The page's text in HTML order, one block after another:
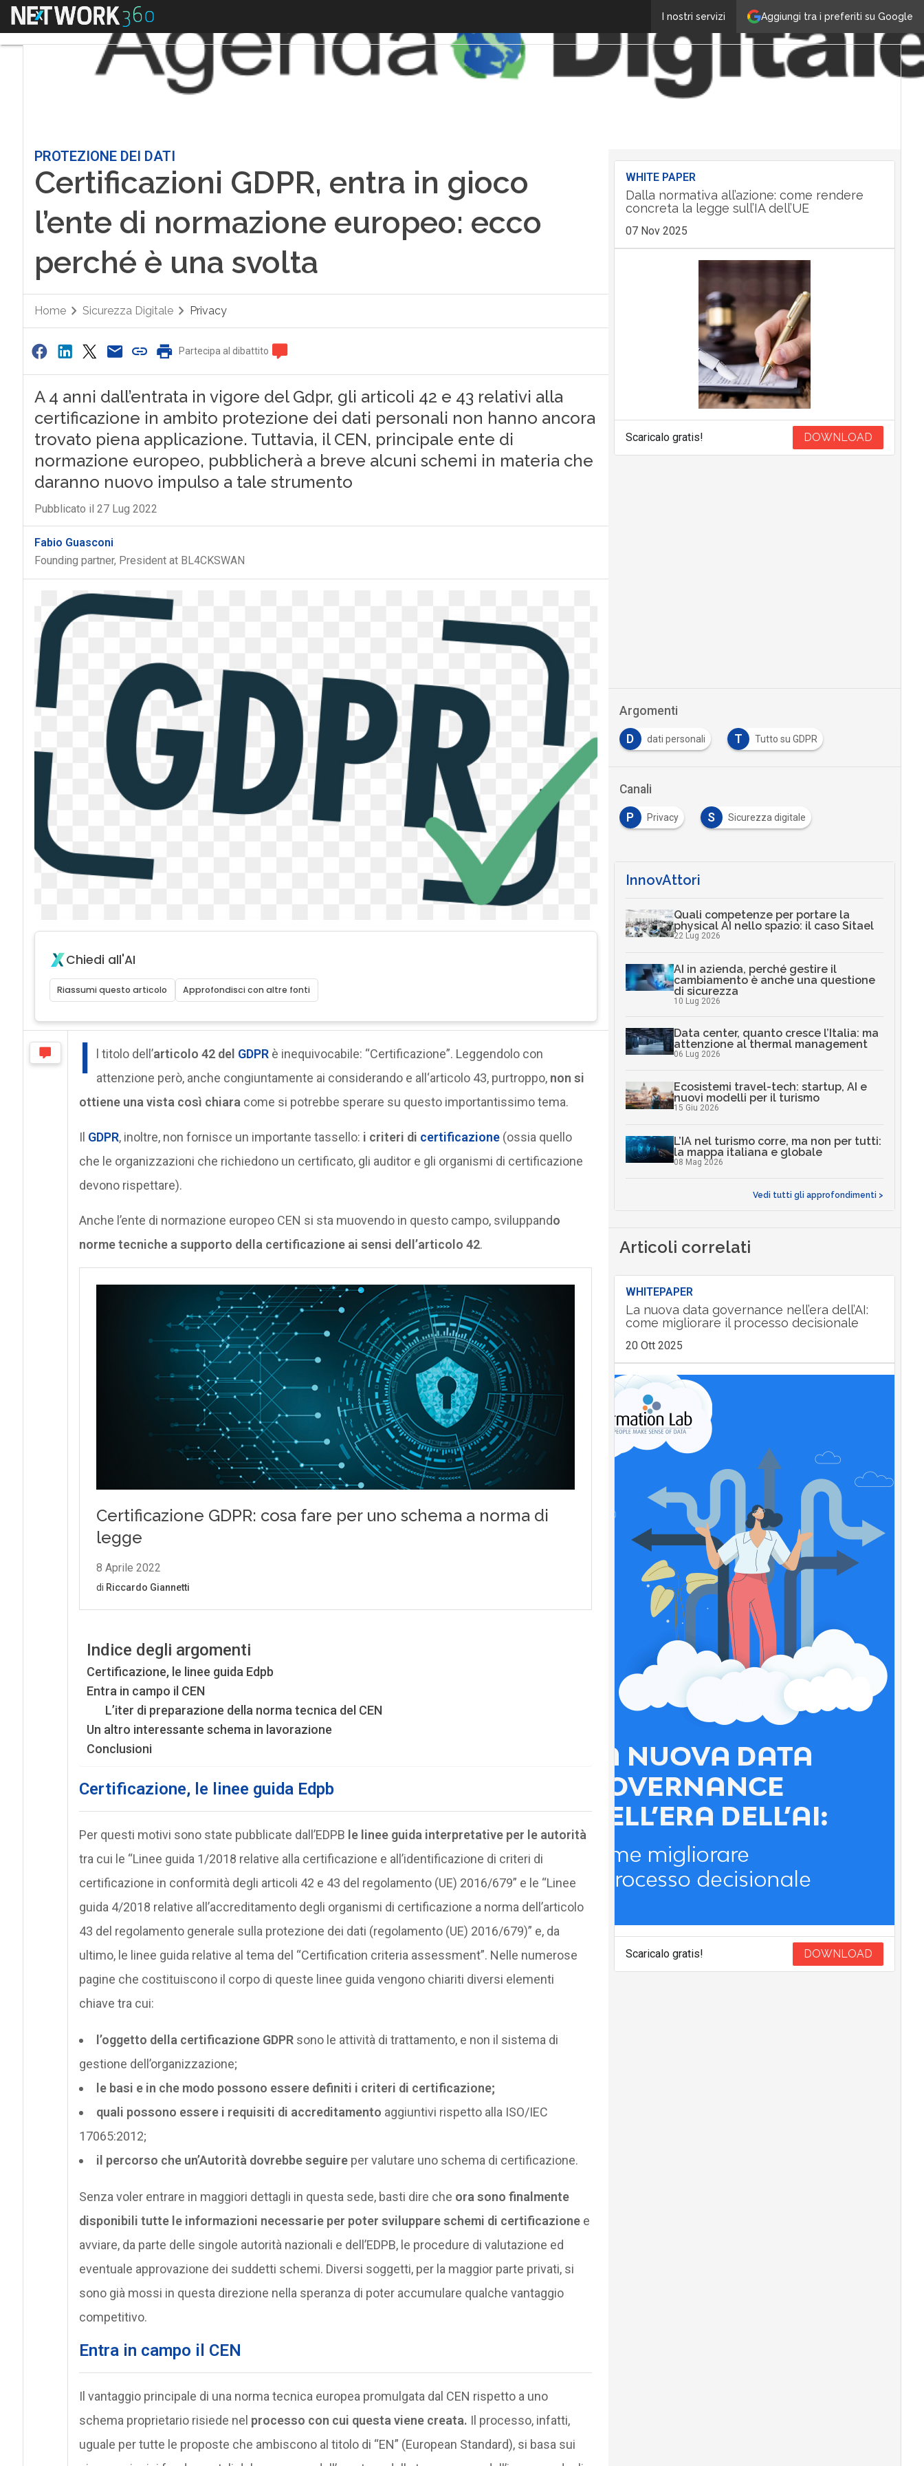
Aggiungi tra i preferiti su Google
I nostri servizi
Menu
PROTEZIONE DEI DATI
Certificazioni GDPR, entra in gioco
l’ente di normazione europeo: ecco
perché è una svolta
Home Sicurezza Digitale Privacy
Partecipa al dibattito
A 4 anni dall’entrata in vigore del Gdpr, gli articoli 42 e 43 relativi alla
certificazione in ambito protezione dei dati personali non hanno ancora
trovato piena applicazione. Tuttavia, il CEN, principale ente di
normazione europeo, pubblicherà a breve alcuni schemi in materia che
daranno nuovo impulso a tale strumento
Pubblicato il 27 Lug 2022
Fabio Guasconi
Founding partner, President at BL4CKSWAN
Chiedi all'AI
Riassumi questo articolo Approfondisci con altre fonti
I l titolo dell’articolo 42 del GDPR è inequivocabile: “Certificazione”. Leggendolo con
attenzione però, anche congiuntamente ai considerando e all‘articolo 43, purtroppo, non si
ottiene una vista così chiara come si potrebbe sperare su questo importantissimo tema.
Il GDPR, inoltre, non fornisce un importante tassello: i criteri di certificazione(ossia quello
che le organizzazioni che richiedono un certificato, gli auditor e gli organismi di certificazione
devono rispettare).
Anche l’ente di normazione europeo CEN si sta muovendo in questo campo, sviluppando
norme tecniche a supporto della certificazione ai sensi dell’articolo 42.
Indice degli argomenti
Certificazione, le linee guida Edpb
Entra in campo il CEN
L’iter di preparazione della norma tecnica del CEN
Un altro interessante schema in lavorazione
Conclusioni
Certificazione, le linee guida Edpb
Per questi motivi sono state pubblicate dall’EDPB le linee guida interpretative per le autorità
tra cui le “Linee guida 1/2018 relative alla certificazione e all’identificazione di criteri di
certificazione in conformità degli articoli 42 e 43 del regolamento (UE) 2016/679” e le “Linee
guida 4/2018 relative all’accreditamento degli organismi di certificazione a norma dell’articolo
43 del regolamento generale sulla protezione dei dati (regolamento (UE) 2016/679)” e, da
ultimo, le linee guida relative al tema del “Certification criteria assessment”. Nelle numerose
pagine che costituiscono il corpo di queste linee guida vengono chiariti diversi elementi
chiave tra cui:
l’oggetto della certificazione GDPRsono le attività di trattamento, e non il sistema di
gestione dell’organizzazione;
le basi e in che modo possono essere definiti i criteri di certificazione;
quali possono essere i requisiti di accreditamento aggiuntivi rispetto alla ISO/IEC
17065:2012;
il percorso che un’Autorità dovrebbe seguireper valutare uno schema di certificazione.
Senza voler entrare in maggiori dettagli in questa sede, basti dire che ora sono finalmente
disponibili tutte le informazioni necessarie per poter sviluppare schemi di certificazionee
avviare, da parte delle singole autorità nazionali e dell’EDPB, le procedure di valutazione ed
eventuale approvazione dei suddetti schemi. Diversi soggetti, per la maggior parte privati, si
sono già mossi in questa direzione nella speranza di poter accumulare qualche vantaggio
competitivo.
Entra in campo il CEN
Il vantaggio principale di una norma tecnica europea promulgata dal CEN rispetto a uno
schema proprietario risiede nel processo con cui questa viene creata. Il processo, infatti,
uguale per tutte le proposte che ambiscono al titolo di “EN” (European Standard), si basa sui
WHITE PAPER
Dalla normativa all’azione: come rendere
concreta la legge sull’IA dell’UE
07 Nov 2025
Scaricalo gratis! DOWNLOAD
Argomenti
D dati personali T Tutto su GDPR
Canali
P Privacy S Sicurezza digitale
InnovAttori
Quali competenze per portare la
physical AI nello spazio: il caso Sitael
22 Lug 2026
AI in azienda, perché gestire il
cambiamento è anche una questione
di sicurezza
10 Lug 2026
Data center, quanto cresce l’Italia: ma
attenzione al thermal management
06 Lug 2026
Ecosistemi travel-tech: startup, AI e
nuovi modelli per il turismo
15 Giu 2026
L’IA nel turismo corre, ma non per tutti:
la mappa italiana e globale
08 Mag 2026
Vedi tutti gli approfondimenti >
Articoli correlati
WHITEPAPER
La nuova data governance nell’era dell’AI:
come migliorare il processo decisionale
20 Ott 2025
Scaricalo gratis! DOWNLOAD